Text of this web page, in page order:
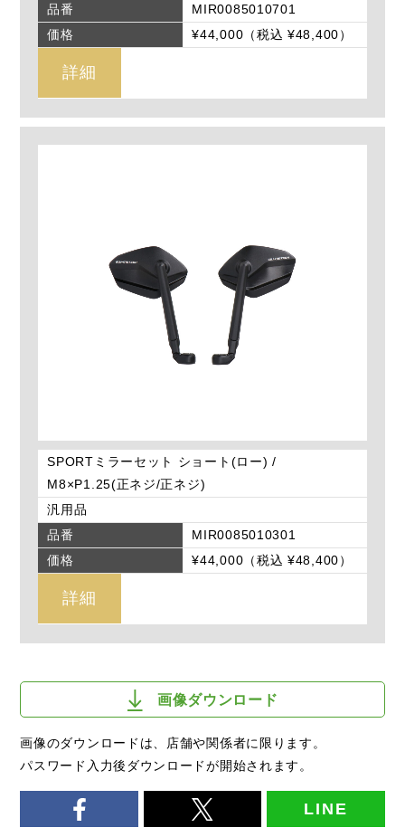
品番
MIR0085010701
価格
¥44,000（税込 ¥48,400）
詳細
SPORTミラーセット ショート(ロー) /
M8×P1.25(正ネジ/正ネジ)
汎用品
品番
MIR0085010301
価格
¥44,000（税込 ¥48,400）
詳細
画像ダウンロード
画像のダウンロードは、店舗や関係者に限ります。
パスワード入力後ダウンロードが開始されます。
LINE